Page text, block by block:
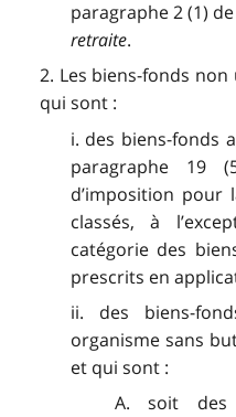
paragraphe 2 (1)
retraite.
2. Les biens-fonds
qui sont :
i. des biens-fonds
paragraphe 19
d’imposition pour
classés, à
catégorie des
prescrits en
ii. des biens-
organisme sans
et qui sont :
A. soit des